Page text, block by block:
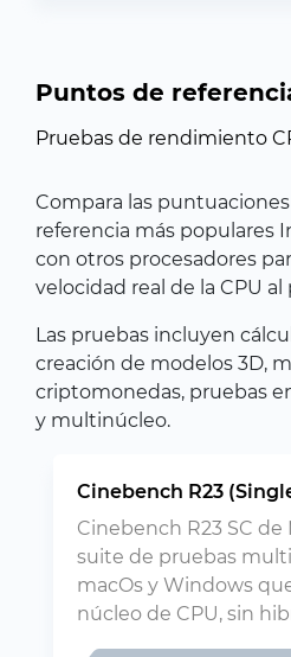
Puntos de
Pruebas de rendimiento
Compara las
referencia más populares
con otros procesadores
velocidad real de la CPU
Las pruebas incluyen
creación de modelos 3D,
criptomonedas, pruebas
y multinúcleo.
Cinebench R23
Cinebench R23 SC de
suite de pruebas
macOs y Windows
núcleo de CPU, sin